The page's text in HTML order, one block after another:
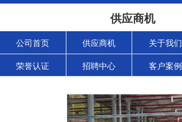
供应商机
公司首页 供应商机 关于我们
荣誉认证 招聘中心 客户案例